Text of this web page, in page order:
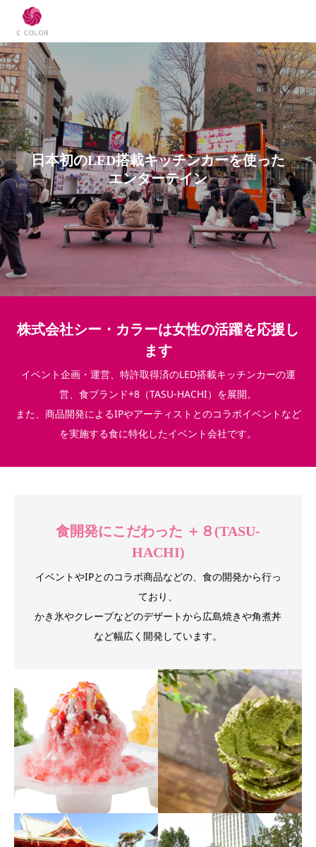
日 本初のLED搭載キッチンカーを使った
エンターテインメント×食
株式会社シー・カラーは女性の活躍を応援し
ます
イベント企画・運営、特許取得済のLED搭載キッチンカーの運
営、食ブランド+8（TASU-HACHI）を展開。
また、商品開発によるIPやアーティストとのコラボイベントなど
を実施する食に特化したイベント会社です。
食開発にこだわった ＋８(TASU-
HACHI)
イベントやIPとのコラボ商品などの、食の開発から行っ
ており、
かき氷やクレープなどのデザートから広島焼きや角煮丼
など幅広く開発しています。